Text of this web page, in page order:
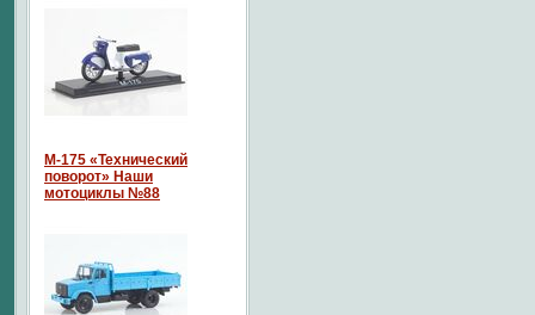
М-175 «Технический
поворот» Наши
мотоциклы №88